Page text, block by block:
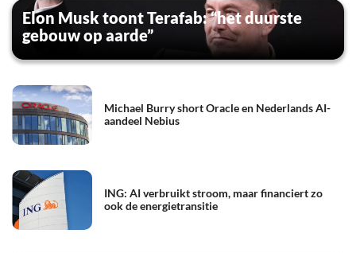
Elon Musk toont Terafab: “het duurste
gebouw op aarde”
Michael Burry short Oracle en Nederlands AI-
aandeel Nebius
ING: AI verbruikt stroom, maar financiert zo
ook de energietransitie